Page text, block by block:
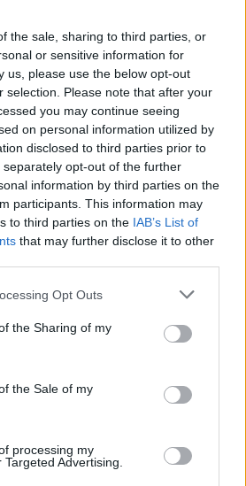
the sale, sharing to third parties, or
or sensitive information for
us, please use the below opt-out
selection. Please note that after your
you may continue seeing
on personal information utilized by
disclosed to third parties prior to
opt-out of the further
information by third parties on the
participants. This information may
to third parties on the IAB’s List of
that may further disclose it to other
Opt Outs
the Sharing of my
the Sale of my
processing my
Advertising.
se televisan los partidos deFútboldel
, que fue el03/04/2014, podemos dar los
212
TELEVISADOS
96,7%
PARTIDO EN ABIERTO
UANL - Emelec
Libertadores por GolT, GolStadium
123 (58,02%)
7 (3,3%)
7 (3,3%)